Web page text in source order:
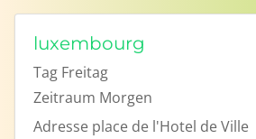
luxembourg
Tag Freitag
Zeitraum Morgen
Adresse place de l'Hotel de Ville